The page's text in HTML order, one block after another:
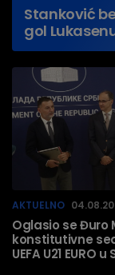
Stanković
gol
AKTUELNO
Oglasio se Đuro
konstitutivne
UEFA U21 EURO u